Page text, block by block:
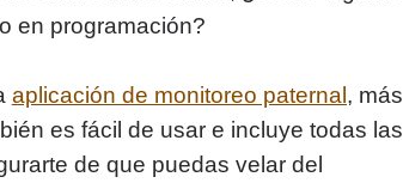
en programación?
aplicación de monitoreo paternal, más
es fácil de usar e incluye todas las
de que puedas velar del